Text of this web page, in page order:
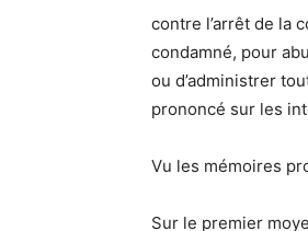
contre l’arrêt de la
condamné, pour
ou d’administrer
prononcé sur les
Vu les mémoires
Sur le premier